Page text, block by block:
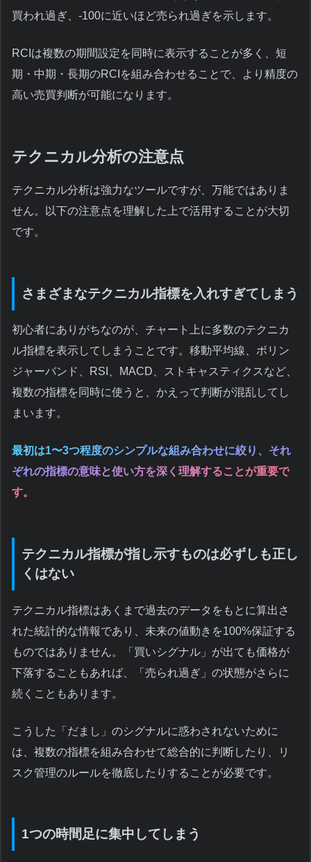
買われ過ぎ、-100に近いほど売られ過ぎを示します。
RCIは複数の期間設定を同時に表示することが多く、短
期・中期・長期のRCIを組み合わせることで、より精度の
高い売買判断が可能になります。
テクニカル分析の注意点
テクニカル分析は強力なツールですが、万能ではありま
せん。以下の注意点を理解した上で活用することが大切
です。
さまざまなテクニカル指標を入れすぎてしまう
初心者にありがちなのが、チャート上に多数のテクニカ
ル指標を表示してしまうことです。移動平均線、ボリン
ジャーバンド、RSI、MACD、ストキャスティクスなど、
複数の指標を同時に使うと、かえって判断が混乱してし
まいます。
最初は1〜3つ程度のシンプルな組み合わせに絞り、それ
ぞれの指標の意味と使い方を深く理解することが重要で
す。
テクニカル指標が指し示すものは必ずしも正し
くはない
テクニカル指標はあくまで過去のデータをもとに算出さ
れた統計的な情報であり、未来の値動きを100%保証する
ものではありません。「買いシグナル」が出ても価格が
下落することもあれば、「売られ過ぎ」の状態がさらに
続くこともあります。
こうした「だまし」のシグナルに惑わされないために
は、複数の指標を組み合わせて総合的に判断したり、リ
スク管理のルールを徹底したりすることが必要です。
1つの時間足に集中してしまう